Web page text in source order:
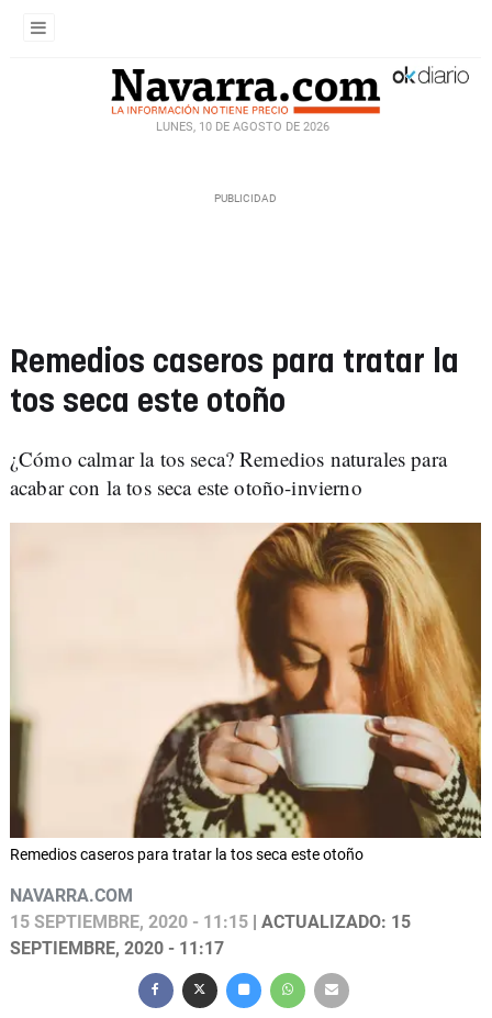
LUNES, 10 DE AGOSTO DE 2026
Remedios caseros para tratar la
tos seca este otoño
¿Cómo calmar la tos seca? Remedios naturales para
acabar con la tos seca este otoño-invierno
Remedios caseros para tratar la tos seca este otoño
NAVARRA.COM
15 SEPTIEMBRE, 2020 - 11:15 | ACTUALIZADO: 15
SEPTIEMBRE, 2020 - 11:17